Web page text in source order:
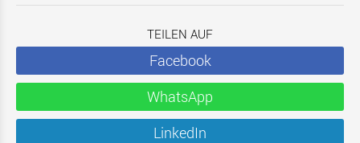
TEILEN AUF
Facebook
WhatsApp
LinkedIn